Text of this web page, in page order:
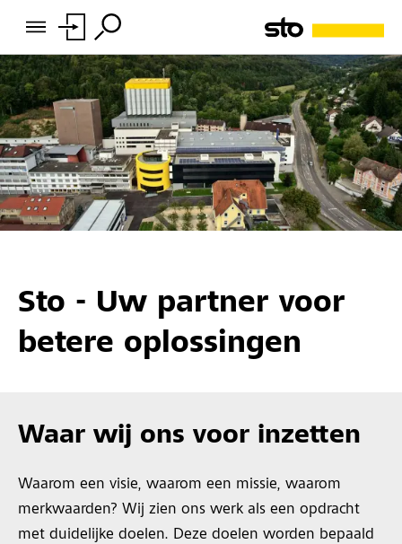
Sto - Uw partner voor
betere oplossingen
Waar wij ons voor inzetten
Waarom een visie, waarom een missie, waarom
merkwaarden? Wij zien ons werk als een opdracht
met duidelijke doelen. Deze doelen worden bepaald